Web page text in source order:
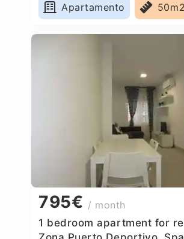
Apartamento
50m2
795€ / month
1 bedroom apartment for